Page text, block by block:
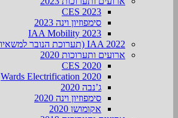
CES 2023
סימפוזיון וינה 2023
IAA Mobility 2023
IAA 2022 (תערוכת הנובר למשאיות)
ארועים ותערוכות 2020
CES 2020
Wards Electrification 2020
ג’נבה 2020
סימפוזיון וינה 2020
אקומושן 2020